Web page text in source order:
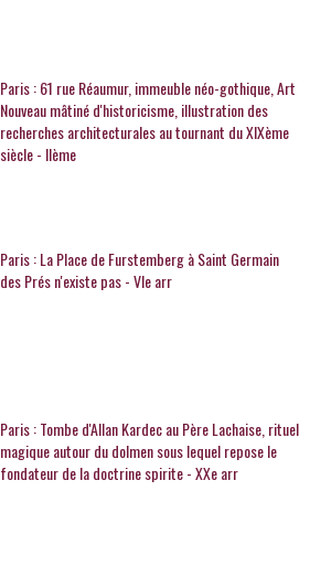
Paris : 61 rue Réaumur, immeuble néo-gothique, Art
Nouveau mâtiné d'historicisme, illustration des
recherches architecturales au tournant du XIXème
siècle - IIème
Paris : La Place de Furstemberg à Saint Germain
des Prés n'existe pas - VIe arr
Paris : Tombe d'Allan Kardec au Père Lachaise, rituel
magique autour du dolmen sous lequel repose le
fondateur de la doctrine spirite - XXe arr